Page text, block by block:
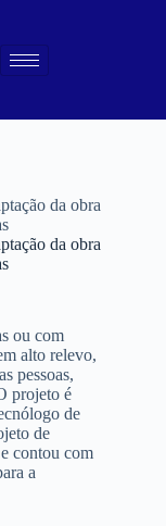
da obra
da obra
ou com
alto relevo,
pessoas,
projeto é
de
de
contou com
a